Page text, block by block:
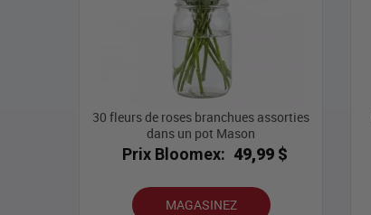
30 fleurs de roses branchues assorties
dans un pot Mason
Prix Bloomex: 49,99 $
MAGASINEZ